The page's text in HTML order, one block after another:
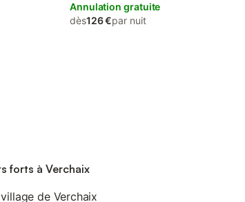
Annulation gratuite
dès126 €par nuit
forts à Verchaix
de Verchaix